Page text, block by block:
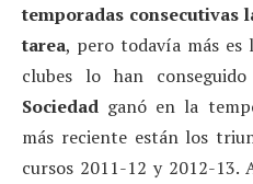
temporadas consecutivas
tarea, pero todavía más
clubes lo han
Sociedad ganó en la
más reciente están los
cursos 2011-12 y 2012-13.